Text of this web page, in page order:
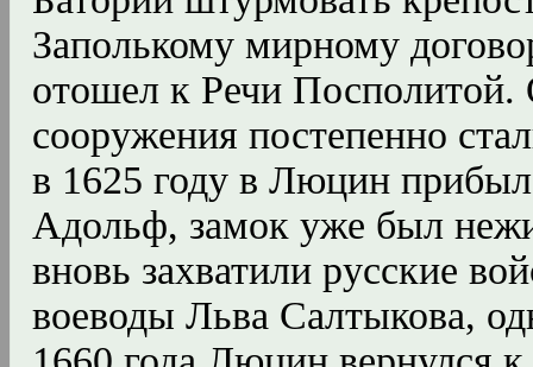
Заполькому мирному
отошел к Речи Посполитой.
сооружения постепенно
в 1625 году в Люцин
Адольф, замок уже был
вновь захватили русские
воеводы Льва Салтыкова,